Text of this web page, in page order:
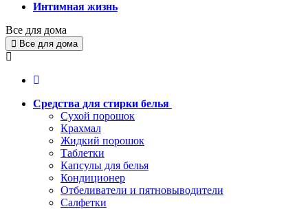
Интимная жизнь
Все для дома
Все для дома
Средства для стирки белья
Сухой порошок
Крахмал
Жидкий порошок
Таблетки
Капсулы для белья
Кондиционер
Отбеливатели и пятновыводители
Салфетки